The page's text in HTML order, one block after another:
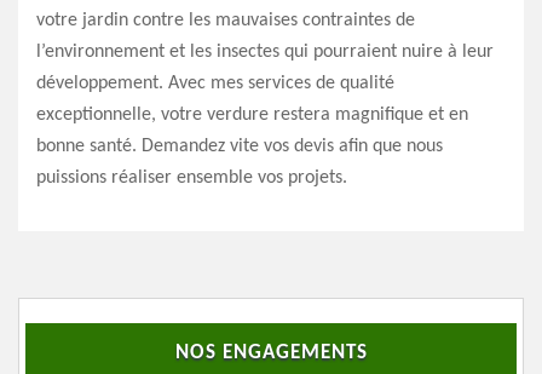
votre jardin contre les mauvaises contraintes de
l’environnement et les insectes qui pourraient nuire à leur
développement. Avec mes services de qualité
exceptionnelle, votre verdure restera magnifique et en
bonne santé. Demandez vite vos devis afin que nous
puissions réaliser ensemble vos projets.
NOS ENGAGEMENTS